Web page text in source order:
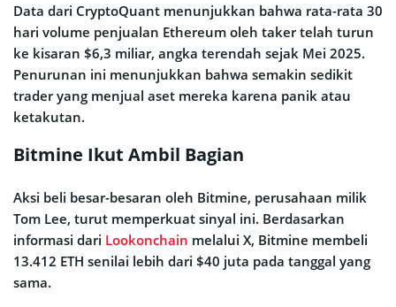
Data dari CryptoQuant menunjukkan bahwa rata-rata 30
hari volume penjualan Ethereum oleh taker telah turun
ke kisaran $6,3 miliar, angka terendah sejak Mei 2025.
Penurunan ini menunjukkan bahwa semakin sedikit
trader yang menjual aset mereka karena panik atau
ketakutan.
Bitmine Ikut Ambil Bagian
Aksi beli besar-besaran oleh Bitmine, perusahaan milik
Tom Lee, turut memperkuat sinyal ini. Berdasarkan
informasi dari Lookonchain melalui X, Bitmine membeli
13.412 ETH senilai lebih dari $40 juta pada tanggal yang
sama.